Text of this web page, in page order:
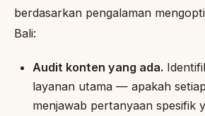
berdasarkan pengalaman
Bali:
Audit konten yang ada.
layanan utama — apakah
menjawab pertanyaan spesifik